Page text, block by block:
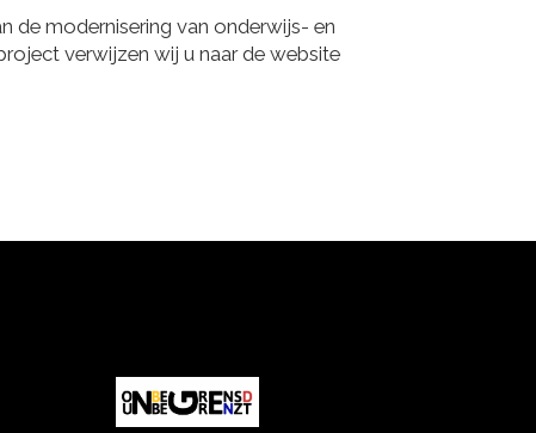
de modernisering van onderwijs- en
verwijzen wij u naar de website